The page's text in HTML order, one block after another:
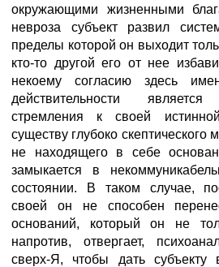
окружающими жизненными
невроза субъект развил
пределы которой он выходит
кто-то другой его от нее
некоему согласию здесь
действительности
стремления к своей
существу глубоко скептического
не находящего в себе
замыкается в
состоянии. В таком случае,
своей он не способен
оснований, который он не
напротив, отвергает,
сверх-Я, чтобы дать субъекту